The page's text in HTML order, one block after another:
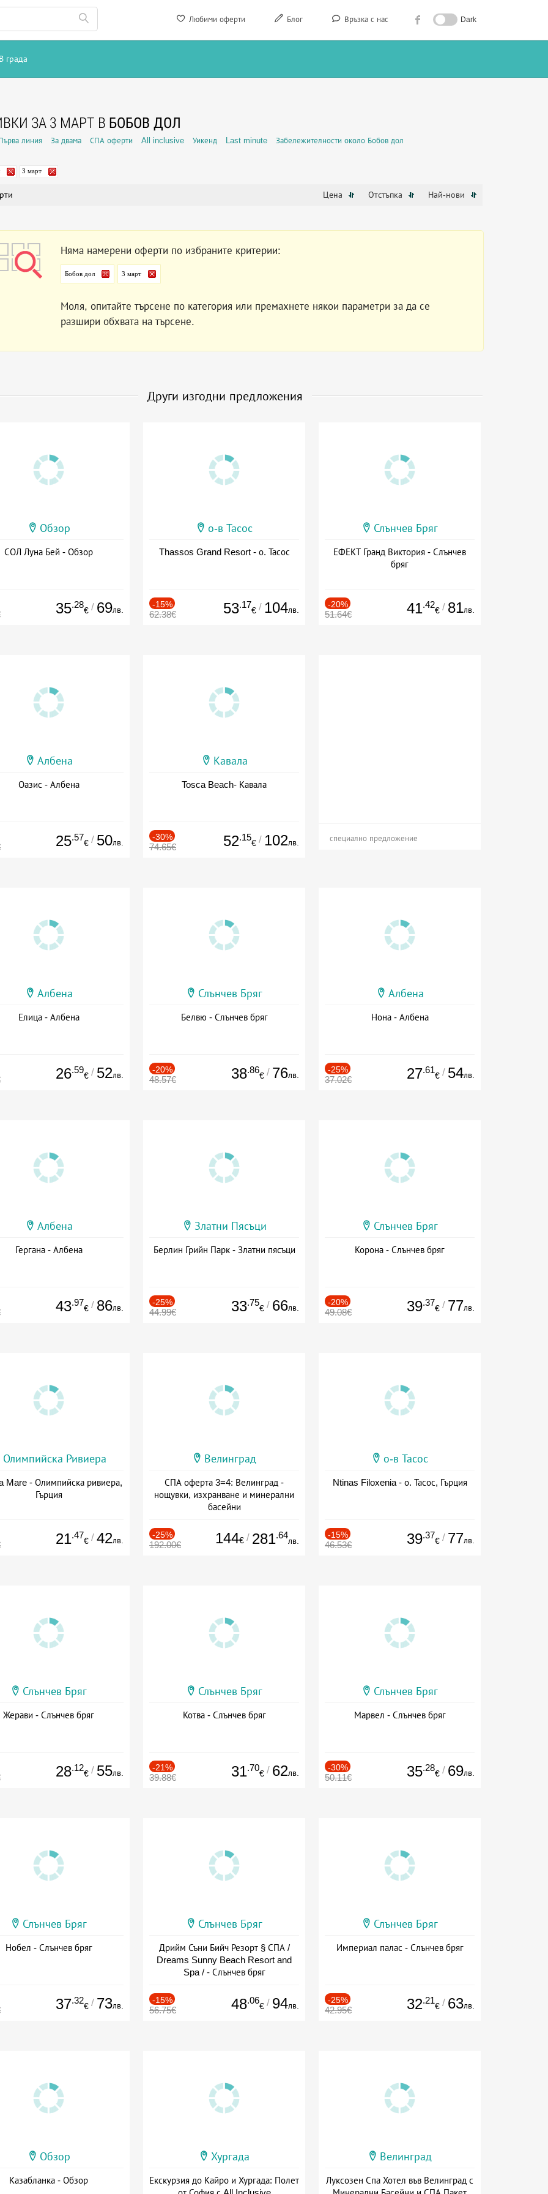
Любими оферти Блог Връзка с нас Dark
В града
ЗА 3 МАРТ В БОБОВ ДОЛ
линия За двама СПА оферти All inclusive Уикенд Last minute Забележителности около Бобов дол
3 март
Цена Отстъпка Най-нови
Няма намерени оферти по избраните критерии:
Бобов дол 3 март
Моля, опитайте търсене по категория или премахнете някои параметри за да се
разшири обхвата на търсене.
Други изгодни предложения
Обзор
СОЛ Луна Бей - Обзор
35.28
€ / 69лв.
о-в Тасос
Thassos Grand Resort - о. Тасос
-15%
62.38€ 53.17
€ / 104лв.
Слънчев Бряг
ЕФЕКТ Гранд Виктория - Слънчев
бряг
-20%
51.64€ 41.42
€ / 81лв.
Албена
Оазис - Албена
25.57
€ / 50лв.
Кавала
Tosca Beach- Кавала
-30%
74.65€ 52.15
€ / 102лв. специално предложение
Албена
Елица - Албена
26.59
€ / 52лв.
Слънчев Бряг
Белвю - Слънчев бряг
-20%
48.57€ 38.86
€ / 76лв.
Албена
Нона - Албена
-25%
37.02€ 27.61
€ / 54лв.
Албена
Гергана - Албена
43.97
€ / 86лв.
Златни Пясъци
Берлин Грийн Парк - Златни пясъци
-25%
44.99€ 33.75
€ / 66лв.
Слънчев Бряг
Корона - Слънчев бряг
-20%
49.08€ 39.37
€ / 77лв.
Олимпийска Ривиера
Mare - Олимпийска ривиера,
Гърция
21.47
€ / 42лв.
Велинград
СПА оферта 3=4: Велинград -
нощувки, изхранване и минерални
басейни
-25%
192.00€ 144€ / 281.64
лв.
о-в Тасос
Ntinas Filoxenia - о. Тасос, Гърция
-15%
46.53€ 39.37
€ / 77лв.
Слънчев Бряг
Жерави - Слънчев бряг
28.12
€ / 55лв.
Слънчев Бряг
Котва - Слънчев бряг
-21%
39.88€ 31.70
€ / 62лв.
Слънчев Бряг
Марвел - Слънчев бряг
-30%
50.11€ 35.28
€ / 69лв.
Слънчев Бряг
Нобел - Слънчев бряг
37.32
€ / 73лв.
Слънчев Бряг
Дрийм Съни Бийч Резорт § СПА /
Dreams Sunny Beach Resort and
Spa / - Слънчев бряг
-15%
56.75€ 48.06
€ / 94лв.
Слънчев Бряг
Империал палас - Слънчев бряг
-25%
42.95€ 32.21
€ / 63лв.
Обзор
Казабланка - Обзор
Хургада
Екскурзия до Кайро и Хургада: Полет
Велинград
Луксозен Спа Хотел във Велинград с